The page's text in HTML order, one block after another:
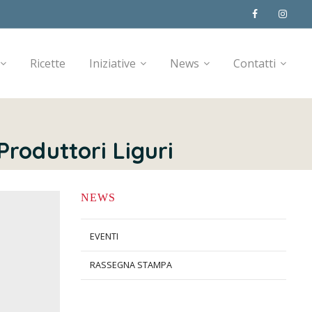
Ricette Iniziative News Contatti
Liguri
NEWS
EVENTI
RASSEGNA STAMPA